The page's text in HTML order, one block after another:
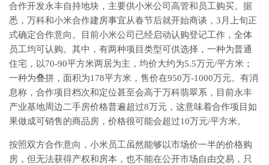
合作开发永丰自持地块，主要供小米公司高管和员工购买。据
悉，万科和小米合作建房事宜从春节后就开始商谈，3月上旬正
式确定合作意向。目前小米公司已经启动认购登记工作，全体
员工均可认购。其中，有两种项目类型可供选择，一种为普通
住宅，以70-90平方米两居为主，均价大约为5.5万元/平方米；
一种为叠拼，面积为178平方米，售价在950万-1000万元。有消
息称，合作项目档次和定位甚至会高于万科翡翠系，目前永丰
产业基地周边二手房价格普遍超过8万元，这意味着合作项目如
果做成可销售的商品房，价格很可能会超过10万元/平方米。
按照双方合作意向，小米员工虽然能够以市场价一半的价格购
房，但无法获得产权和房本，也不能在公开市场自由交易，只